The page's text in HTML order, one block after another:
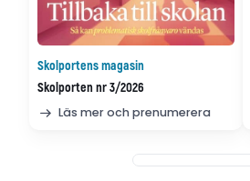
Skolportens magasin
Skolporten nr 3/2026
Läs mer och prenumerera